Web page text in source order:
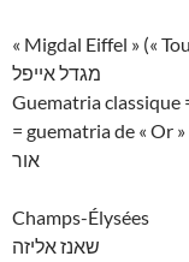
« Migdal Eiffel » («
מגדל אייפל
Guematria classique
= guematria de « Or
אור
Champs-Élysées
שאנז אליזה